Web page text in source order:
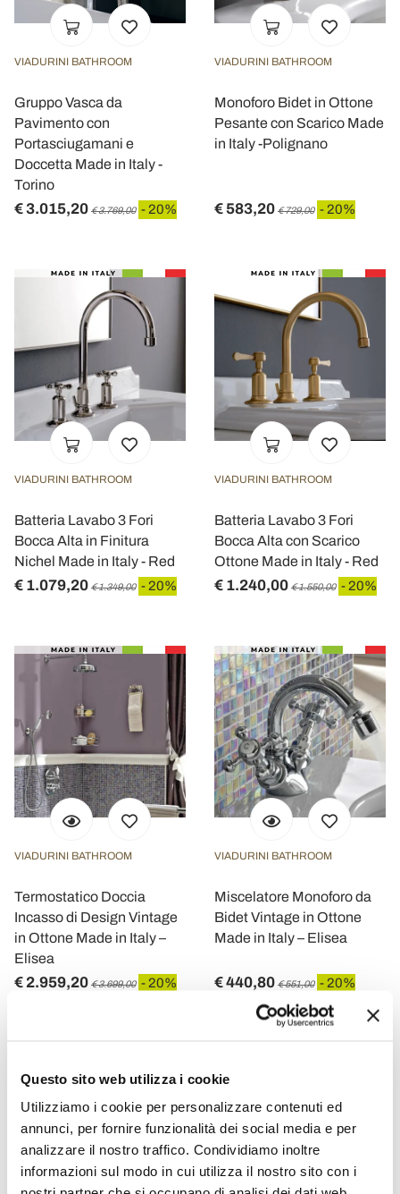
Questo sito web utilizza i cookie
Utilizziamo i cookie per personalizzare contenuti ed
annunci, per fornire funzionalità dei social media e per
analizzare il nostro traffico. Condividiamo inoltre
informazioni sul modo in cui utilizza il nostro sito con i
VIADURINI BATHROOM
Gruppo Vasca da
Pavimento con
Portasciugamani e
Doccetta Made in Italy -
Torino
€ 3.015,20 € 3.769,00 - 20%
VIADURINI BATHROOM
Monoforo Bidet in Ottone
Pesante con Scarico Made
in Italy -Polignano
€ 583,20 € 729,00 - 20%
VIADURINI BATHROOM
Batteria Lavabo 3 Fori
Bocca Alta in Finitura
Nichel Made in Italy - Red
€ 1.079,20 € 1.349,00 - 20%
VIADURINI BATHROOM
Batteria Lavabo 3 Fori
Bocca Alta con Scarico
Ottone Made in Italy - Red
€ 1.240,00 € 1.550,00 - 20%
VIADURINI BATHROOM
Termostatico Doccia
Incasso di Design Vintage
in Ottone Made in Italy –
Elisea
€ 2.959,20 € 3.699,00 - 20%
VIADURINI BATHROOM
Miscelatore Monoforo da
Bidet Vintage in Ottone
Made in Italy – Elisea
€ 440,80 € 551,00 - 20%